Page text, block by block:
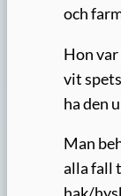
och
Hon
vit
ha den
Man
alla fall